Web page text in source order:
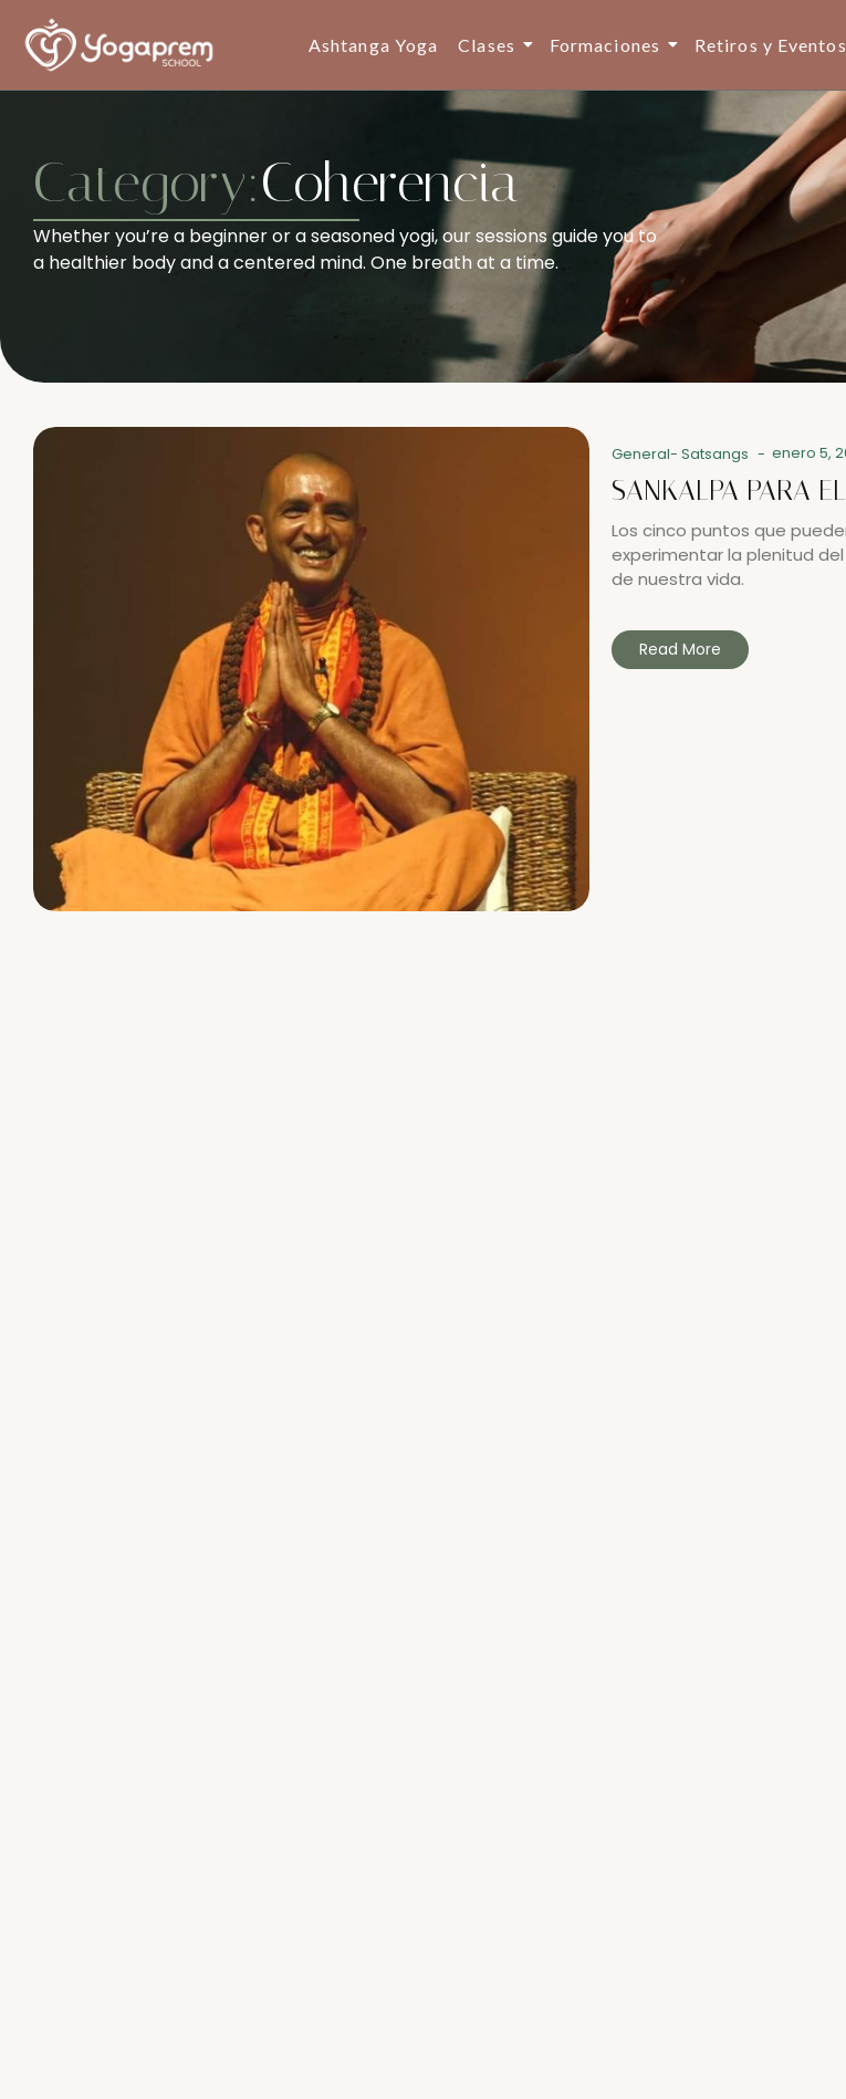
Ashtanga Yoga Clases Formaciones Retiros y Eventos
Category:Coherencia
Whether you’re a beginner or a seasoned yogi, our sessions guide you to
a healthier body and a centered mind. One breath at a time.
General- Satsangs - enero 5,
SANKALPA PARA
Los cinco puntos que
experimentar la plenitud
de nuestra vida.
Read More